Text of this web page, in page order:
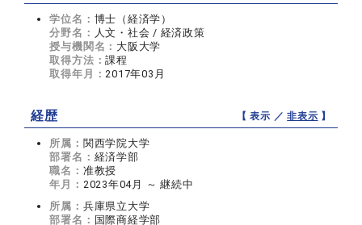
学位名： 博士（経済学）
分野名： 人文・社会 / 経済政策
授与機関名： 大阪大学
取得方法：課程
取得年月：2017年03月
経歴 【 表示 ／非表示 】
所属： 関西学院大学
部署名： 経済学部
職名： 准教授
年月： 2023年04月 ～ 継続中
所属： 兵庫県立大学
部署名： 国際商経学部